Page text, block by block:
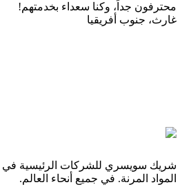
محترفون جداً، وكنا سعداء بخدمتهم!
غارث، جنوب أفريقيا
شريك سويسري للشركات الرئيسية في
المواد المرنة. في جميع أنحاء العالم.